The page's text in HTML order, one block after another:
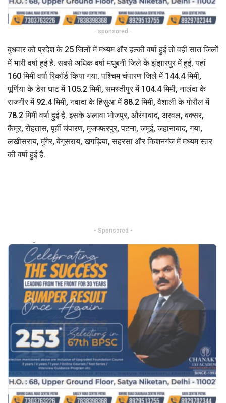
- sponsored -
बुधवार को प्रदेश के 25 जिलों में मध्यम और हल्की वर्षा हुई तो वहीं सात जिलों
में भारी वर्षा हुई है. सबसे अधिक वर्षा मधुबनी जिले के झंझारपुर में हुई. यहां
160 मिमी वर्षा रिकॉर्ड किया गया. पश्चिम चंपारण जिले में 144.4 मिमी,
पूर्णिया के डेरा घाट में 105.2 मिमी, समस्तीपुर में 104.4 मिमी, नालंदा के
राजगीर में 92.4 मिमी, नवादा के हिसुआ में 88.2 मिमी, वैशाली के गोरौल में
78.2 मिमी वर्षा हुई है. इसके अलावा भोजपुर, औरंगाबाद, अरवल, बक्सर,
कैमूर, रोहतास, पूर्वी चंपारण, मुजफ्फरपुर, पटना, जमुई, जहानाबाद, गया,
लखीसराय, मुंगेर, बेगूसराय, खगड़िया, सहरसा और किशनगंज में मध्यम स्तर
की वर्षा हुई है.
- Sponsored -